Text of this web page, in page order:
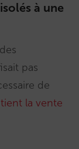
à une
pas
de
la vente